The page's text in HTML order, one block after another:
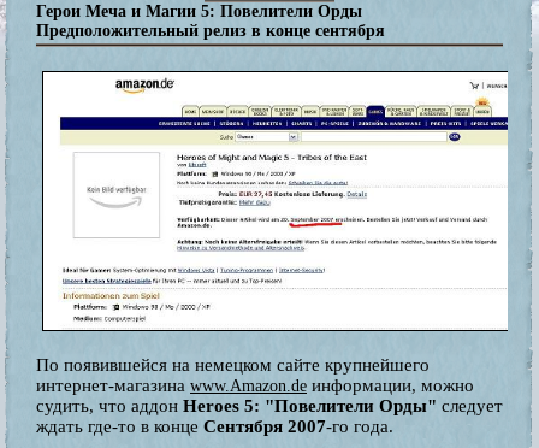
Герои Меча и Магии 5: Повелители Орды
Предположительный релиз в конце сентября
По появившейся на немецком сайте крупнейшего
интернет-магазина www.Amazon.de информации, можно
судить, что аддон Heroes 5: "Повелители Орды" следует
ждать где-то в конце Сентября 2007-го года.